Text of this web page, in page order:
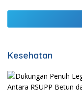
Kesehatan